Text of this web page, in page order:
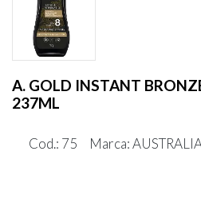
A. GOLD INSTANT
237ML
Cod.: 75 Marca: